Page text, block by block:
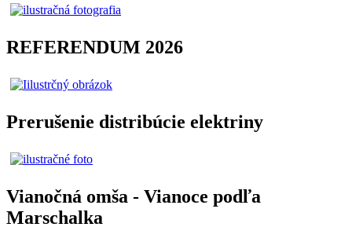
REFERENDUM 2026
Prerušenie distribúcie elektriny
Vianočná omša - Vianoce podľa
Marschalka